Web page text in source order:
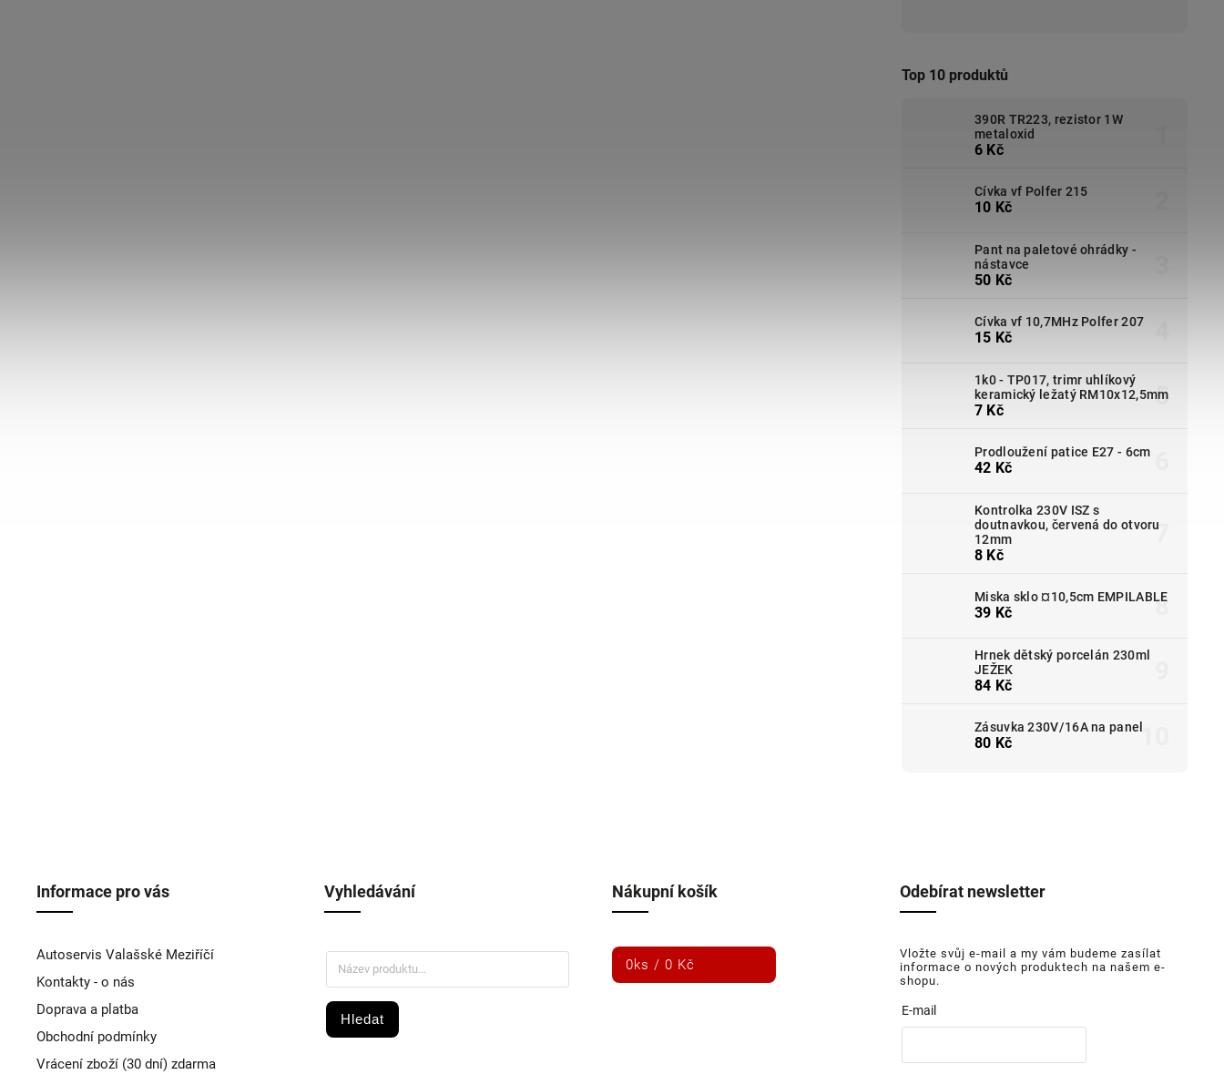
Top 10 produktů
390R TR223, rezistor 1W
metaloxid
6 Kč
Cívka vf Polfer 215
10 Kč
Pant na paletové ohrádky -
nástavce
50 Kč
Cívka vf 10,7MHz Polfer 207
15 Kč
1k0 - TP017, trimr uhlíkový
keramický ležatý RM10x12,5mm
7 Kč
Prodloužení patice E27 - 6cm
42 Kč
Kontrolka 230V ISZ s
doutnavkou, červená do otvoru
12mm
8 Kč
Miska sklo ¤10,5cm EMPILABLE
39 Kč
Hrnek dětský porcelán 230ml
JEŽEK
84 Kč
Zásuvka 230V/16A na panel
80 Kč
Informace pro vás
Autoservis Valašské Meziříčí
Kontakty - o nás
Doprava a platba
Obchodní podmínky
Vrácení zboží (30 dní) zdarma
Vyhledávání
Hledat
Nákupní košík
0ks / 0 Kč
Odebírat newsletter
Vložte svůj e-mail a my vám budeme zasílat
informace o nových produktech na našem e-
shopu.
E-mail